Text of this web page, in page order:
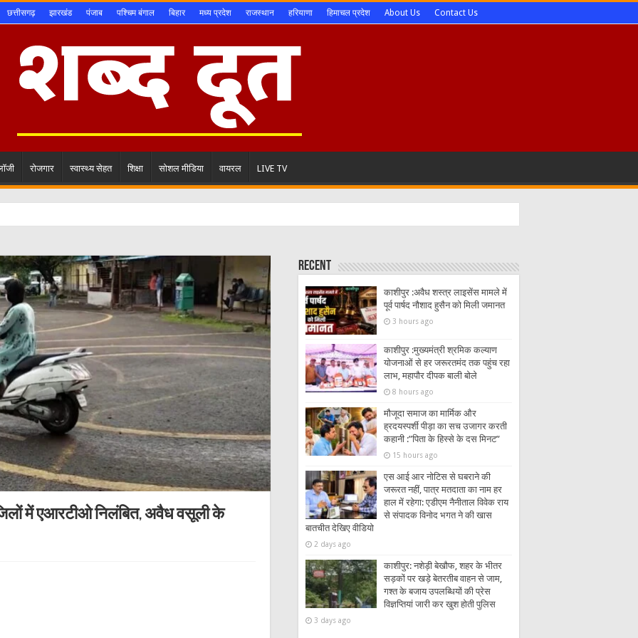
छत्तीसगढ़ झारखंड पंजाब पश्चिम बंगाल बिहार मध्य प्रदेश राजस्थान हरियाणा हिमाचल प्रदेश About Us Contact Us
रोजगार स्वास्थ्य सेहत शिक्षा सोशल मीडिया वायरल LIVE TV
जिलों में एआरटीओ निलंबित, अवैध वसूली के
Recent
काशीपुर :अवैध शस्त्र लाइसेंस मामले में
पूर्व पार्षद नौशाद हुसैन को मिली जमानत
3 hours ago
काशीपुर :मुख्यमंत्री श्रमिक कल्याण
योजनाओं से हर जरूरतमंद तक पहुंच रहा
लाभ, महापौर दीपक बाली बोले
8 hours ago
मौजूदा समाज का मार्मिक और
ह्रदयस्पर्शी पीड़ा का सच उजागर करती
कहानी :”पिता के हिस्से के दस मिनट”
15 hours ago
एस आई आर नोटिस से घबराने की
जरूरत नहीं, पात्र मतदाता का नाम हर
हाल में रहेगा: एडीएम नैनीताल विवेक राय
से संपादक विनोद भगत ने की खास
बातचीत देखिए वीडियो
2 days ago
काशीपुर: नशेड़ी बेखौफ, शहर के भीतर
सड़कों पर खड़े बेतरतीब वाहन से जाम,
गश्त के बजाय उपलब्धियों की प्रेस
विज्ञप्तियां जारी कर खुश होती पुलिस
3 days ago